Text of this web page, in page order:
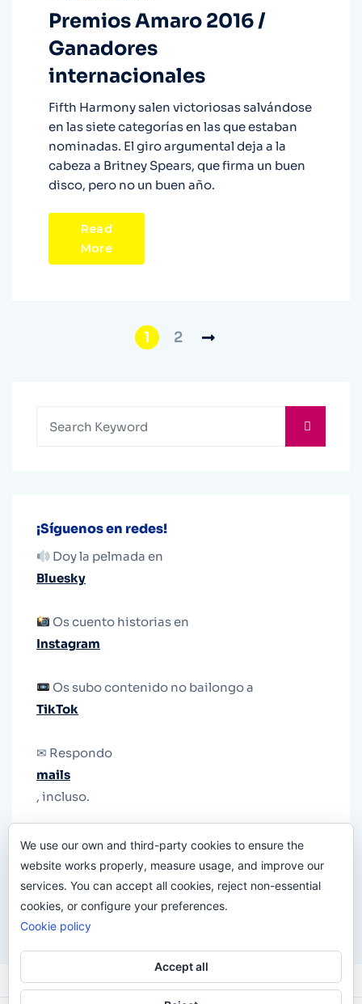
Premios Amaro 2016 /
Ganadores
internacionales
Fifth Harmony salen victoriosas salvándose
en las siete categorías en las que estaban
nominadas. El giro argumental deja a la
cabeza a Britney Spears, que firma un buen
disco, pero no un buen año.
Read
More
1 2
¡Síguenos en redes!
Doy la pelmada en
Bluesky
Os cuento historias en
Instagram
Os subo contenido no bailongo a
TikTok
✉ Respondo
mails
, incluso.
le quiten el teléfono.
We use our own and third-party cookies to ensure the
website works properly, measure usage, and improve our
services. You can accept all cookies, reject non-essential
cookies, or configure your preferences.
Cookie policy
Accept all